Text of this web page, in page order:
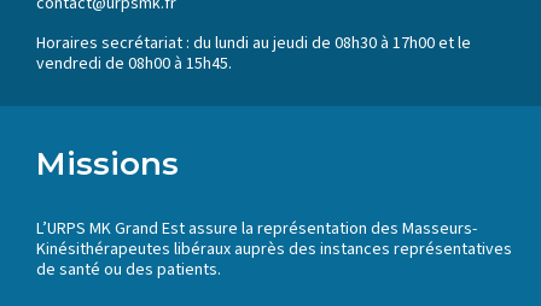
Horaires secrétariat : du lundi au jeudi de 08h30 à 17h00 et le
vendredi de 08h00 à 15h45.
Missions
L’URPS MK Grand Est assure la représentation des Masseurs-
Kinésithérapeutes libéraux auprès des instances représentatives
de santé ou des patients.